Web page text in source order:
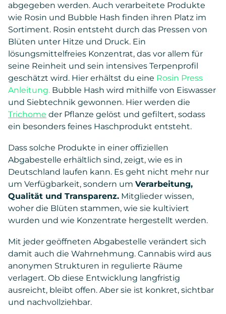
abgegeben werden. Auch verarbeitete Produkte
wie Rosin und Bubble Hash finden ihren Platz im
Sortiment. Rosin entsteht durch das Pressen von
Blüten unter Hitze und Druck. Ein
lösungsmittelfreies Konzentrat, das vor allem für
seine Reinheit und sein intensives Terpenprofil
geschätzt wird. Hier erhältst du eine Rosin Press
Anleitung. Bubble Hash wird mithilfe von Eiswasser
und Siebtechnik gewonnen. Hier werden die
Trichome der Pflanze gelöst und gefiltert, sodass
ein besonders feines Haschprodukt entsteht.
Dass solche Produkte in einer offiziellen
Abgabestelle erhältlich sind, zeigt, wie es in
Deutschland laufen kann. Es geht nicht mehr nur
um Verfügbarkeit, sondern um Verarbeitung,
Qualität und Transparenz. Mitglieder wissen,
woher die Blüten stammen, wie sie kultiviert
wurden und wie Konzentrate hergestellt werden.
Mit jeder geöffneten Abgabestelle verändert sich
damit auch die Wahrnehmung. Cannabis wird aus
anonymen Strukturen in regulierte Räume
verlagert. Ob diese Entwicklung langfristig
ausreicht, bleibt offen. Aber sie ist konkret, sichtbar
und nachvollziehbar.